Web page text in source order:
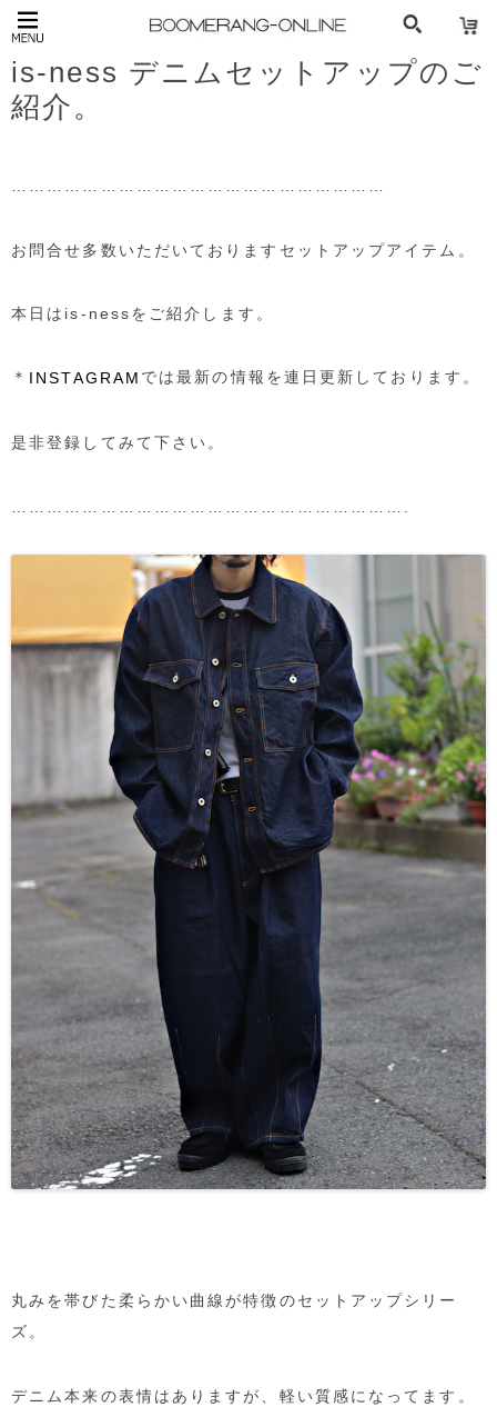
is-ness デニムセットアップのご
紹介。
………………………………………………………
お問合せ多数いただいておりますセットアップアイテム。
本日はis-nessをご紹介します。
＊ INSTAGRAM では最新の情報を連日更新しております。
是非登録してみて下さい。
丸みを帯びた柔らかい曲線が特徴のセットアップシリー
ズ。
デニム本来の表情はありますが、軽い質感になってます。